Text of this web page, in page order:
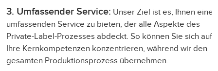
3. Umfassender Service: Unser Ziel ist es, Ihnen einen
umfassenden Service zu bieten, der alle Aspekte des
Private-Label-Prozesses abdeckt. So können Sie sich auf
Ihre Kernkompetenzen konzentrieren, während wir den
gesamten Produktionsprozess übernehmen.